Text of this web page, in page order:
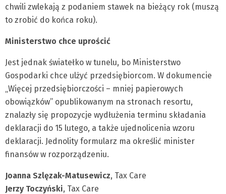
chwili zwlekają z podaniem stawek na bieżący rok (muszą
to zrobić do końca roku).
Ministerstwo chce uprościć
Jest jednak światełko w tunelu, bo Ministerstwo
Gospodarki chce ulżyć przedsiębiorcom. W dokumencie
„Więcej przedsiębiorczości – mniej papierowych
obowiązków” opublikowanym na stronach resortu,
znalazły się propozycje wydłużenia terminu składania
deklaracji do 15 lutego, a także ujednolicenia wzoru
deklaracji. Jednolity formularz ma określić minister
finansów w rozporządzeniu.
Joanna Szlęzak-Matusewicz, Tax Care
Jerzy Toczyński, Tax Care